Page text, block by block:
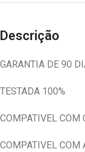
Descrição
GARANTIA DE 90
TESTADA 100%
COMPATIVEL COM
COMPATIVEL COM